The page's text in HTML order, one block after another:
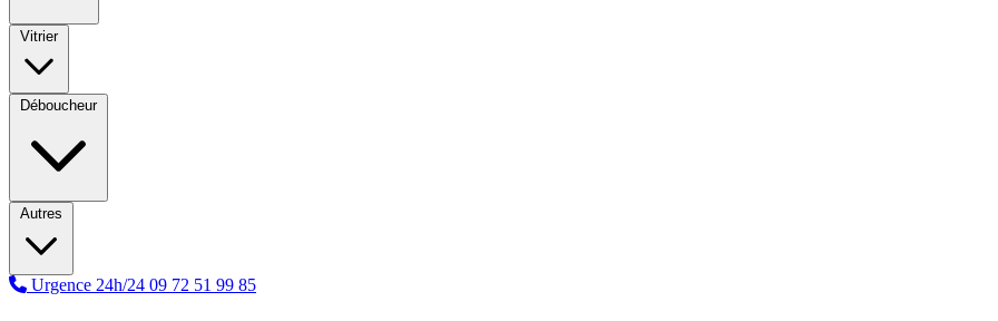
Vitrier
Déboucheur
Autres
Urgence 24h/24 09 72 51 99 85